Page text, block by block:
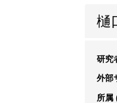
樋
研究
外部
所属